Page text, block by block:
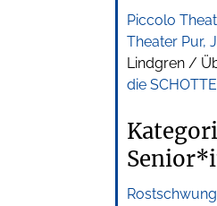
Piccolo
Theater Pur,
Lindgren /
die